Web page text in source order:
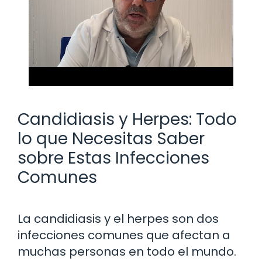
Candidiasis y Herpes: Todo
lo que Necesitas Saber
sobre Estas Infecciones
Comunes
La candidiasis y el herpes son dos
infecciones comunes que afectan a
muchas personas en todo el mundo.